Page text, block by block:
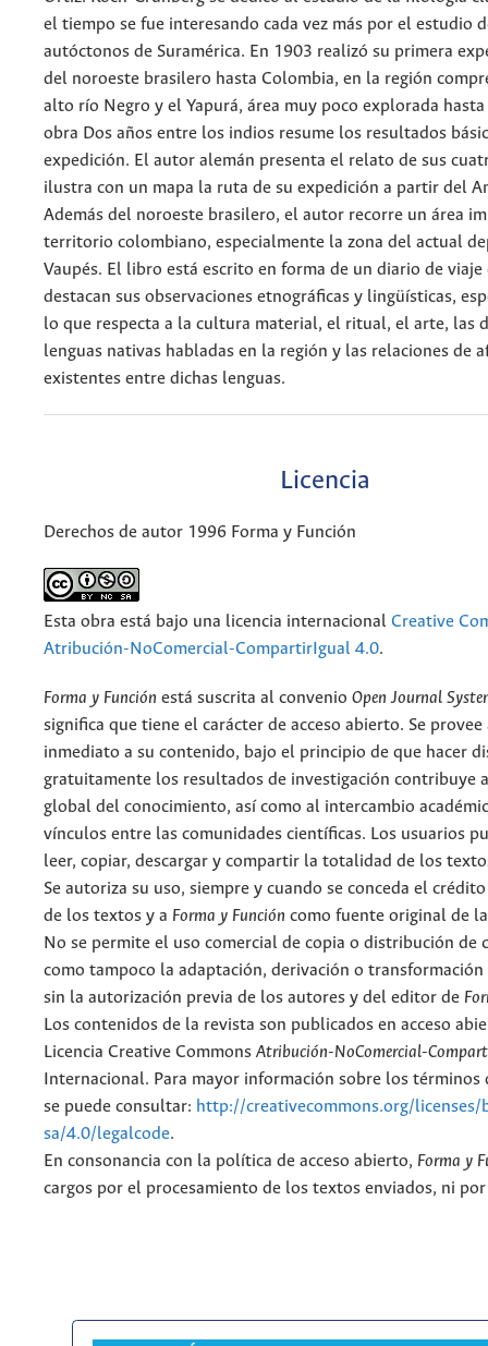
el tiempo se fue interesando cada vez más por el estudio
autóctonos de Suramérica. En 1903 realizó su primera
del noroeste brasilero hasta Colombia, en la región
alto río Negro y el Yapurá, área muy poco explorada
obra Dos años entre los indios resume los resultados
expedición. El autor alemán presenta el relato de sus
ilustra con un mapa la ruta de su expedición a partir del
Además del noroeste brasilero, el autor recorre un área
territorio colombiano, especialmente la zona del actual
Vaupés. El libro está escrito en forma de un diario de viaje
destacan sus observaciones etnográficas y lingüísticas,
lo que respecta a la cultura material, el ritual, el arte, las
lenguas nativas habladas en la región y las relaciones de
existentes entre dichas lenguas.
Licencia
Derechos de autor 1996 Forma y Función
Esta obra está bajo una licencia internacional Creative
Atribución-NoComercial-CompartirIgual 4.0.
Forma y Función está suscrita al convenio Open Journal
significa que tiene el carácter de acceso abierto. Se provee
inmediato a su contenido, bajo el principio de que hacer
gratuitamente los resultados de investigación contribuye
global del conocimiento, así como al intercambio
vínculos entre las comunidades científicas. Los usuarios
leer, copiar, descargar y compartir la totalidad de los
Se autoriza su uso, siempre y cuando se conceda el
de los textos y a Forma y Función como fuente original de
No se permite el uso comercial de copia o distribución de
como tampoco la adaptación, derivación o transformación
sin la autorización previa de los autores y del editor de
Los contenidos de la revista son publicados en acceso
Licencia Creative Commons Atribución-NoComercial-
Internacional. Para mayor información sobre los términos
se puede consultar: http://creativecommons.org/licenses/
sa/4.0/legalcode.
En consonancia con la política de acceso abierto, Forma y
cargos por el procesamiento de los textos enviados, ni